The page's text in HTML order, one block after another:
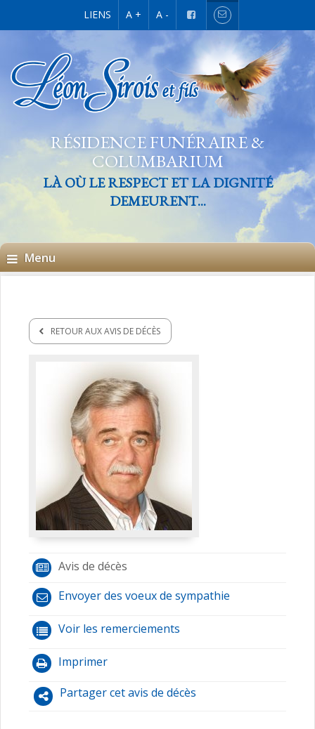
LIENS A + A -
RÉSIDENCE FUNÉRAIRE &
COLUMBARIUM
LÀ OÙ LE RESPECT ET LA DIGNITÉ
DEMEURENT...
Menu
RETOUR AUX AVIS DE DÉCÈS
Avis de décès
Envoyer des voeux de sympathie
Voir les remerciements
Imprimer
Partager cet avis de décès